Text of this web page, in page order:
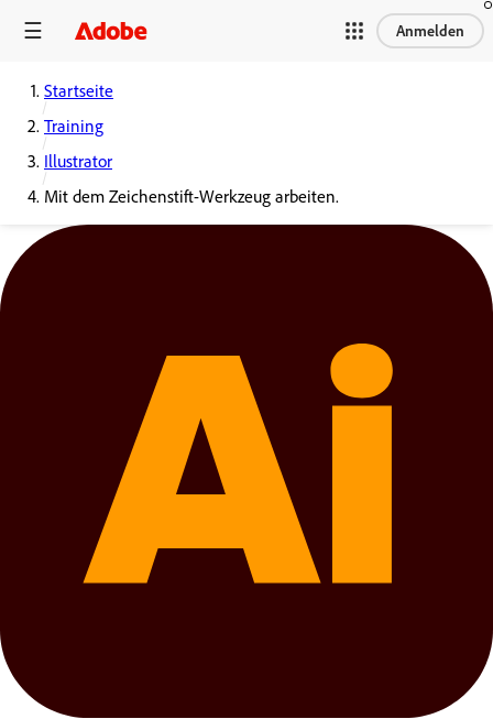
Anmelden
Startseite
Training
Illustrator
Mit dem Zeichenstift-Werkzeug arbeiten.